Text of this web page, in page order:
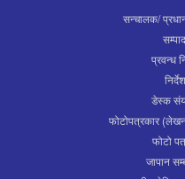
सन्चालक/
प्रवन्ध
डेस्क
फोटोपत्रकार
फोटो
जापान